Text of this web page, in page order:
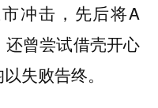
冲击，先后将A
曾尝试借壳开心
失败告终。